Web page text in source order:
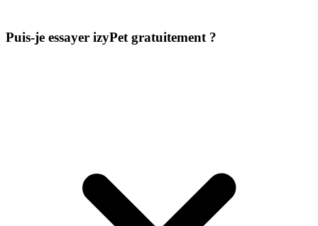
Puis-je essayer izyPet gratuitement ?